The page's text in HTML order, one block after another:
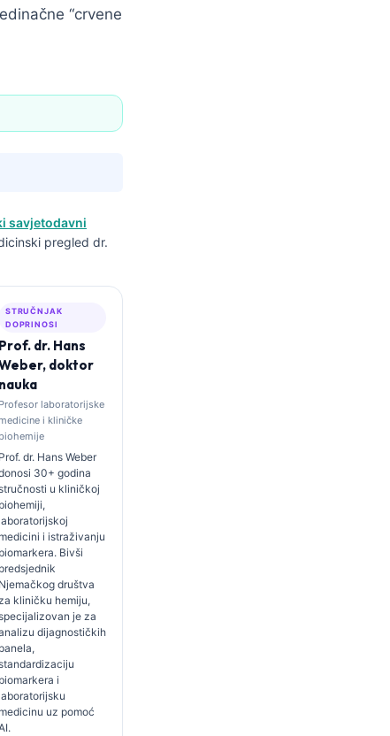
“crvene
savjetodavni
pregled dr.
STRUČNJAK
DOPRINOSI
dr. Hans
doktor
nauka
Profesor laboratorijske
i kliničke
biohemije
Prof. dr. Hans Weber
30+ godina
u kliničkoj
biohemiji,
laboratorijskoj
medicini i istraživanju
biomarkera. Bivši
predsjednik
Njemačkog društva
kliničku hemiju,
je za
dijagnostičkih
panela,
biomarkera i
laboratorijsku
medicinu uz pomoć